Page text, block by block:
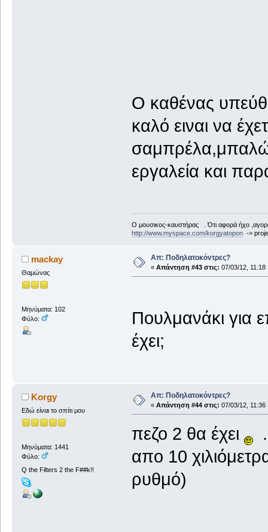
Ο καθένας
καλό ειναι να
εργαλεία και
Ο μουσικος-καυστήρας . Ότι αφορά ήχο
http://www.myspace.com/korgyatopon->
mackay
Θαμώνας
Μηνύματα: 102
Φύλο:
Απ: Ποδηλατοκόντρες?
« Απάντηση #43 στις: 07/03/12, 11:18
Πουλμανάκι για
έχει;
Korgy
Εδώ είναι το σπίτι μου
Μηνύματα: 1441
Φύλο:
Q the Filters 2 the F##k!!
Απ: Ποδηλατοκόντρες?
« Απάντηση #44 στις: 07/03/12, 11:36
πεζο 2 θα έχει
απο 10
ρυθμό)